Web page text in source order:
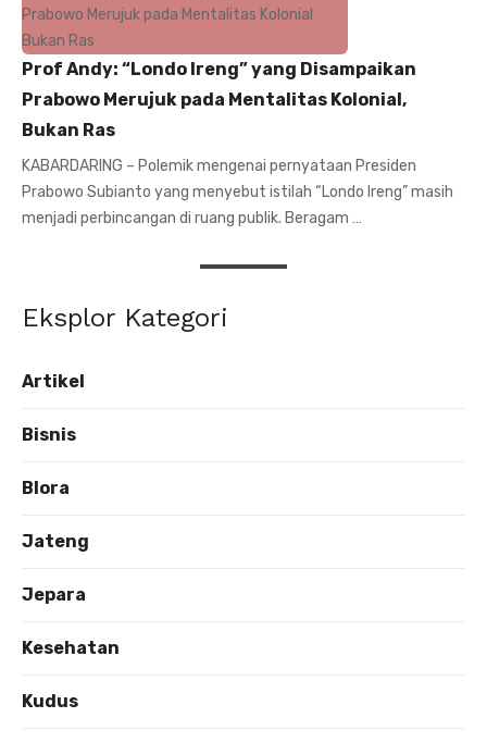
Prof Andy: “Londo Ireng” yang Disampaikan
Prabowo Merujuk pada Mentalitas Kolonial,
Bukan Ras
KABARDARING – Polemik mengenai pernyataan Presiden
Prabowo Subianto yang menyebut istilah “Londo Ireng” masih
menjadi perbincangan di ruang publik. Beragam …
Eksplor Kategori
Artikel
Bisnis
Blora
Jateng
Jepara
Kesehatan
Kudus